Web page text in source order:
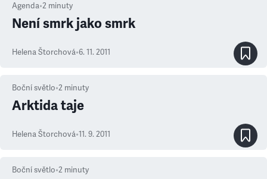
Agenda•2 minuty
Není smrk jako smrk
Helena Štorchová•6. 11. 2011
Boční světlo•2 minuty
Arktida taje
Helena Štorchová•11. 9. 2011
Boční světlo•2 minuty